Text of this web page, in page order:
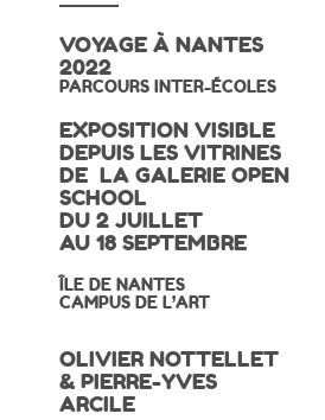
VOYAGE À NANTES
2022
PARCOURS INTER-ÉCOLES
EXPOSITION VISIBLE
DEPUIS LES VITRINES
DE LA GALERIE OPEN
SCHOOL
DU 2 JUILLET
AU 18 SEPTEMBRE
ÎLE DE NANTES
CAMPUS DE L’ART
OLIVIER NOTTELLET
& PIERRE-YVES
ARCILE